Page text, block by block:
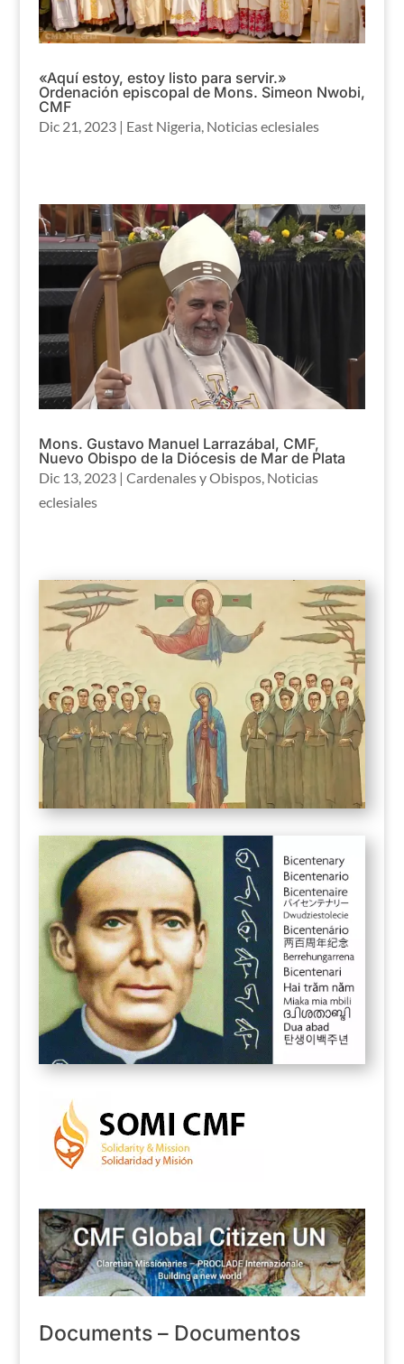
«Aquí estoy, estoy listo para servir.»
Ordenación episcopal de Mons. Simeon Nwobi,
CMF
Dic 21, 2023| East Nigeria, Noticias eclesiales
Mons. Gustavo Manuel Larrazábal, CMF,
Nuevo Obispo de la Diócesis de Mar de Plata
Dic 13, 2023| Cardenales y Obispos, Noticias
eclesiales
Documents – Documentos